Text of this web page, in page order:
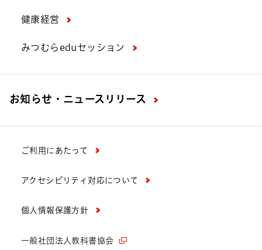
健康経営
みつむらeduセッション
お知らせ・ニュースリリース
ご利用にあたって
アクセシビリティ対応について
個人情報保護方針
一般社団法人教科書協会